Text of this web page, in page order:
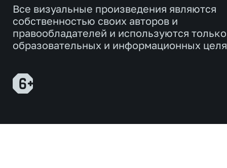
Все визуальные произведения являются
собственностью своих авторов и
правообладателей и используются
образовательных и информационных